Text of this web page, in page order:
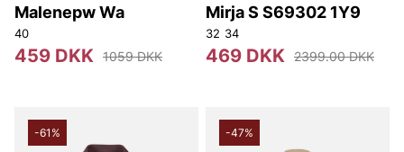
Malenepw Wa
40
459 DKK 1059 DKK
Mirja S S69302 1Y9
32 34
469 DKK 2399.00 DKK
-61% -47%